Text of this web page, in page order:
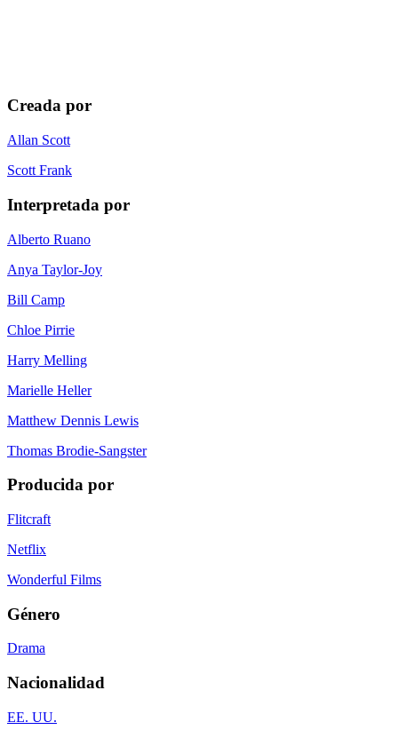
Creada por
Allan Scott
Scott Frank
Interpretada por
Alberto Ruano
Anya Taylor-Joy
Bill Camp
Chloe Pirrie
Harry Melling
Marielle Heller
Matthew Dennis Lewis
Thomas Brodie-Sangster
Producida por
Flitcraft
Netflix
Wonderful Films
Género
Drama
Nacionalidad
EE. UU.